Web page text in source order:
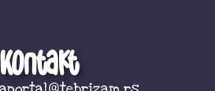
Kontakt